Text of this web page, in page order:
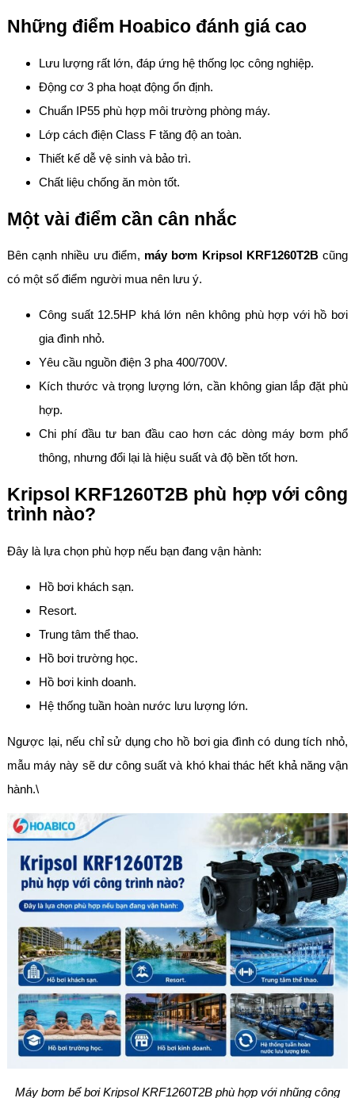
Những điểm Hoabico đánh giá cao
Lưu lượng rất lớn, đáp ứng hệ thống lọc công nghiệp.
Động cơ 3 pha hoạt động ổn định.
Chuẩn IP55 phù hợp môi trường phòng máy.
Lớp cách điện Class F tăng độ an toàn.
Thiết kế dễ vệ sinh và bảo trì.
Chất liệu chống ăn mòn tốt.
Một vài điểm cần cân nhắc
Bên cạnh nhiều ưu điểm, máy bơm Kripsol KRF1260T2Bcũng
có một số điểm người mua nên lưu ý.
Công suất 12.5HP khá lớn nên không phù hợp với hồ bơi
gia đình nhỏ.
Yêu cầu nguồn điện 3 pha 400/700V.
Kích thước và trọng lượng lớn, cần không gian lắp đặt phù
hợp.
Chi phí đầu tư ban đầu cao hơn các dòng máy bơm phổ
thông, nhưng đổi lại là hiệu suất và độ bền tốt hơn.
Kripsol KRF1260T2B phù hợp với công
trình nào?
Đây là lựa chọn phù hợp nếu bạn đang vận hành:
Hồ bơi khách sạn.
Resort.
Trung tâm thể thao.
Hồ bơi trường học.
Hồ bơi kinh doanh.
Hệ thống tuần hoàn nước lưu lượng lớn.
Ngược lại, nếu chỉ sử dụng cho hồ bơi gia đình có dung tích nhỏ,
mẫu máy này sẽ dư công suất và khó khai thác hết khả năng vận
hành.\
Máy bơm bể bơi Kripsol KRF1260T2B phù hợp với nhũng công